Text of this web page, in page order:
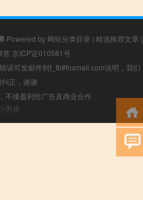
Powered by 网站分类目录 | 精选推荐文章 |
答 京ICP证010581号
误可发邮件到f_fb#foxmail.com说明，我们
正，谢谢
不接盈利性广告及商业合作
男孩